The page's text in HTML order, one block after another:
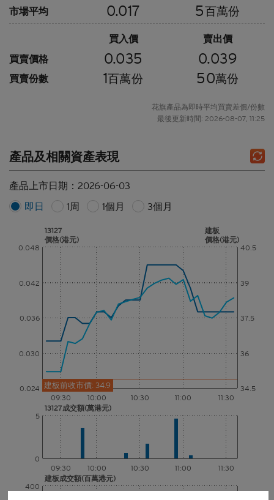
市場平均 0.017 5百萬份
買入價
賣出價
買賣價格
0.035 0.039
買賣份數 1百萬份 50萬份
花旗產品為即時平均買賣差價/份數
最後更新時間: 2026-08-07, 11:25
產品及相關資產表現
產品上市日期： 2026-06-03
即日
1周 1個月 3個月
13127
價格(港元)
建板
價格(港元)
13127成交額(萬港元)
建板成交額(百萬港元)
09:30 10:00 10:30 11:00 11:30
09:30 10:00 10:30 11:00 11:30
0.024
0.030
0.036
0.042
0.048
34.5
36
37.5
39
40.5
0
5
400
建板前收市價: 34.9